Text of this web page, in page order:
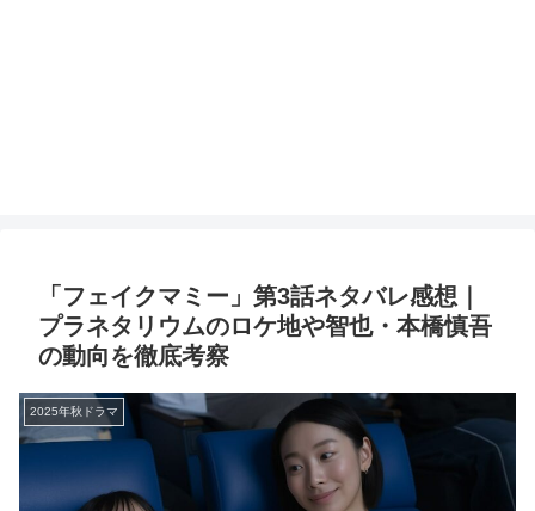
「フェイクマミー」第3話ネタバレ感想｜
プラネタリウムのロケ地や智也・本橋慎吾
の動向を徹底考察
2025年秋ドラマ